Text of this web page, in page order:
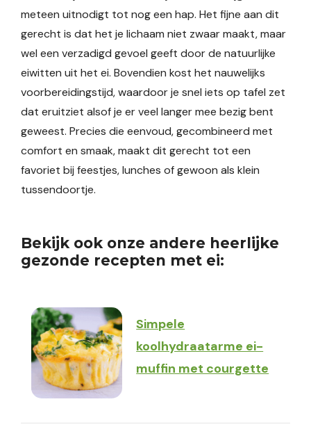
meteen uitnodigt tot nog een hap. Het fijne aan dit
gerecht is dat het je lichaam niet zwaar maakt, maar
wel een verzadigd gevoel geeft door de natuurlijke
eiwitten uit het ei. Bovendien kost het nauwelijks
voorbereidingstijd, waardoor je snel iets op tafel zet
dat eruitziet alsof je er veel langer mee bezig bent
geweest. Precies die eenvoud, gecombineerd met
comfort en smaak, maakt dit gerecht tot een
favoriet bij feestjes, lunches of gewoon als klein
tussendoortje.
Bekijk ook onze andere heerlijke
gezonde recepten met ei:
Simpele
koolhydraatarme ei-
muffin met courgette